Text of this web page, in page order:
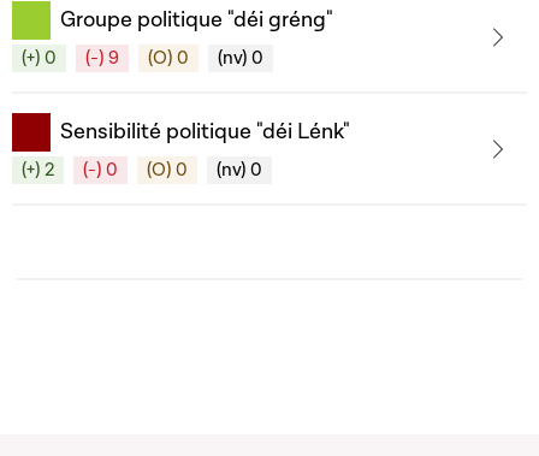
Groupe politique "déi gréng"
(+) 0 (-) 9 (O) 0 (nv) 0
Sensibilité politique "déi Lénk"
(+) 2 (-) 0 (O) 0 (nv) 0